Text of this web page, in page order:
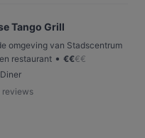
Tango Grill
omgeving van Stadscentrum
restaurant • €€€€
Diner
reviews